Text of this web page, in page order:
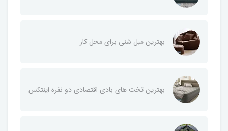
بهترین مبل شنی برای محل کار
بهترین تخت های بادی اقتصادی دو نفره اینتکس